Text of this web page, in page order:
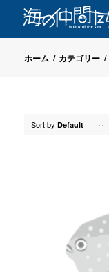
ホーム / カテゴリー /
Sort by Default